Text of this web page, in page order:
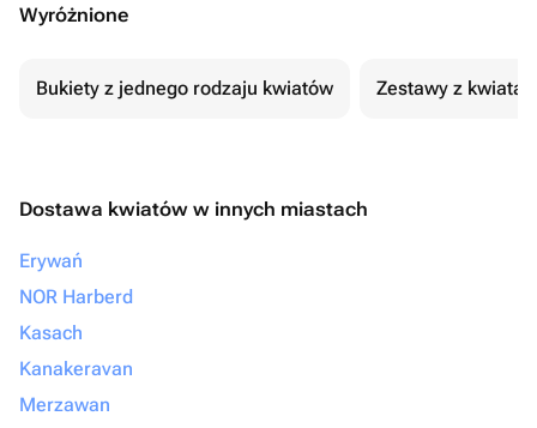
Wyróżnione
Bukiety z jednego rodzaju kwiatów Zestawy z
Dostawa kwiatów w innych miastach
Erywań
NOR Harberd
Kasach
Kanakeravan
Merzawan